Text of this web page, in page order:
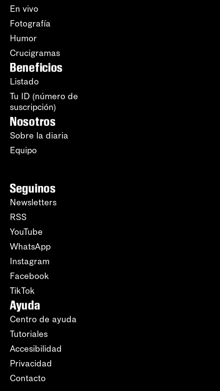
En vivo
Fotografía
Humor
Crucigramas
Beneficios
Listado
Tu ID (número de
suscripción)
Nosotros
Sobre la diaria
Equipo
Seguinos
Newsletters
RSS
YouTube
WhatsApp
Instagram
Facebook
TikTok
Ayuda
Centro de ayuda
Tutoriales
Accesibilidad
Privacidad
Contacto